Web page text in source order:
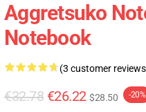
Aggretsuko
Notebook
(3 customer
€32.78 €26.22 $28.50 -20%